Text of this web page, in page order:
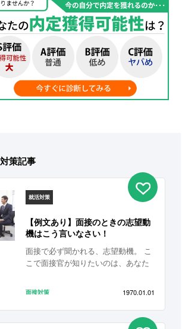
策記事
就活対策
【例文あり】面接のときの志望動
機はこう言いなさい！
面接で必ず聞かれる、志望動機。 こ
こで面接官が知りたいのは、あなた
あなたがどのような考えの持ち主な
のか、ということです。 定型文を用
意するなら、自分の思いのこもった
志望動機を用意しましょう。
面接対策 1970.01.01